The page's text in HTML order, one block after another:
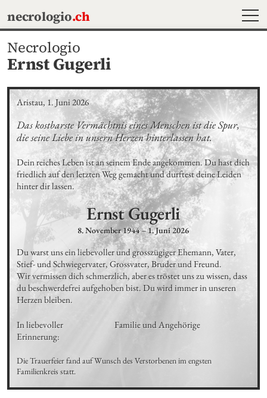
necrologio.ch
Necrologio
Ernst Gugerli
Aristau, 1. Juni 2026
Das kostbarste Vermächtnis eines Menschen ist die Spur,
die seine Liebe in unsern Herzen hinterlassen hat.
Dein reiches Leben ist an seinem Ende angekommen. Du hast dich
friedlich auf den letzten Weg gemacht und durftest deine Leiden
hinter dir lassen.
ErnstGugerli
8. November 1944–1. Juni 2026
Du warst uns ein liebevoller und grosszügiger Ehemann, Vater,
Stief- und Schwiegervater, Grossvater, Bruder und Freund.
Wir vermissen dich schmerzlich, aber es tröstet uns zu wissen, dass
du beschwerdefrei aufgehoben bist. Du wird immer in unseren
Herzen bleiben.
In liebevoller
Erinnerung:
Familie und Angehörige
Die Trauerfeier fand auf Wunsch des Verstorbenen im engsten
Familienkreis statt.